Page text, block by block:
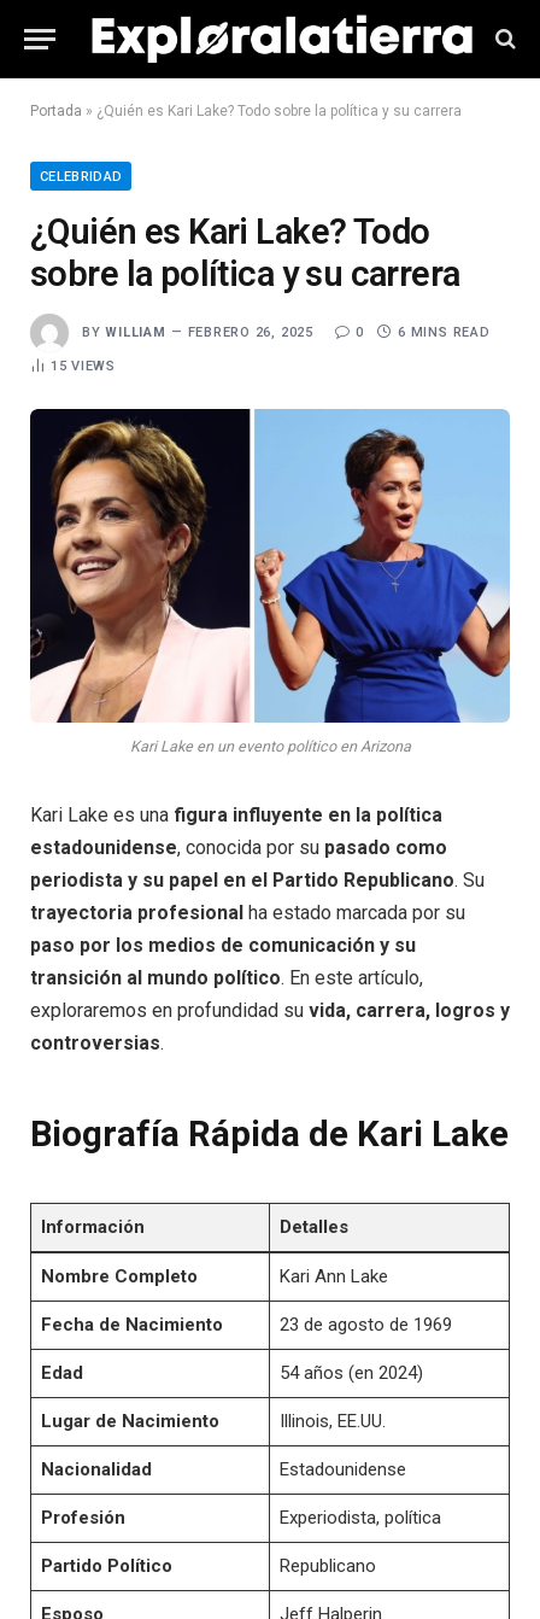
Portada » ¿Quién es Kari Lake? Todo sobre la política y su carrera
CELEBRIDAD
¿Quién es Kari Lake? Todo
sobre la política y su carrera
BY WILLIAM FEBRERO 26, 2025 0 6 MINS READ
15VIEWS
Kari Lake en un evento político en Arizona
Kari Lake es una figura influyente en la política
estadounidense, conocida por su pasado como
periodista y su papel en el Partido Republicano. Su
trayectoria profesional ha estado marcada por su
paso por los medios de comunicación y su
transición al mundo político. En este artículo,
exploraremos en profundidad su vida, carrera, logros y
controversias.
Biografía Rápida de Kari Lake
Información Detalles
Nombre Completo Kari Ann Lake
Fecha de Nacimiento 23 de agosto de 1969
Edad 54 años (en 2024)
Lugar de Nacimiento Illinois, EE.UU.
Nacionalidad Estadounidense
Profesión Experiodista, política
Partido Político Republicano
Esposo Jeff Halperin